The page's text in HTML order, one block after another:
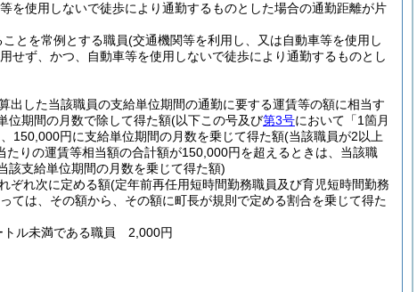
を使用しないで徒歩により通勤するものとした場合の通勤距離が片
とを常例とする職員(交通機関等を利用し、又は自動車等を使用し
せず、かつ、自動車等を使用しないで徒歩により通勤するものとし
した当該職員の支給単位期間の通勤に要する運賃等の額に相当す
位期間の月数で除して得た額(以下この号及び第3号において「1箇月
150,000円に支給単位期間の月数を乗じて得た額(当該職員が2以上
りの運賃等相当額の合計額が150,000円を超えるときは、当該職
該支給単位期間の月数を乗じて得た額)
ぞれ次に定める額(定年前再任用短時間勤務職員及び育児短時間勤務
ては、その額から、その額に町長が規則で定める割合を乗じて得た
トル未満である職員 2,000円